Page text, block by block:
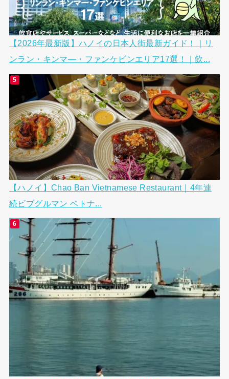
【2026年最新版】ハノイの日本人街最新ガイド！｜リ
ンラン・キンマ―・ファンケビンエリア17選！｜飲...
【ハノイ】Chao Ban Vietnamese Restaurant｜4年連
続ビブグルマン ベトナ...